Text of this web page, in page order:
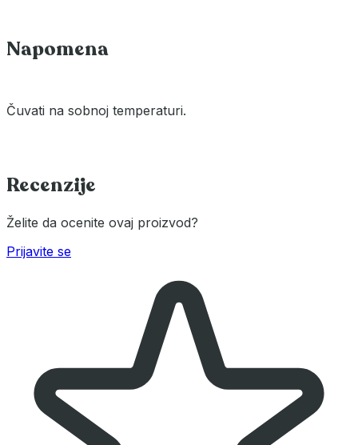
Napomena
Čuvati na sobnoj temperaturi.
Recenzije
Želite da ocenite ovaj proizvod?
Prijavite se